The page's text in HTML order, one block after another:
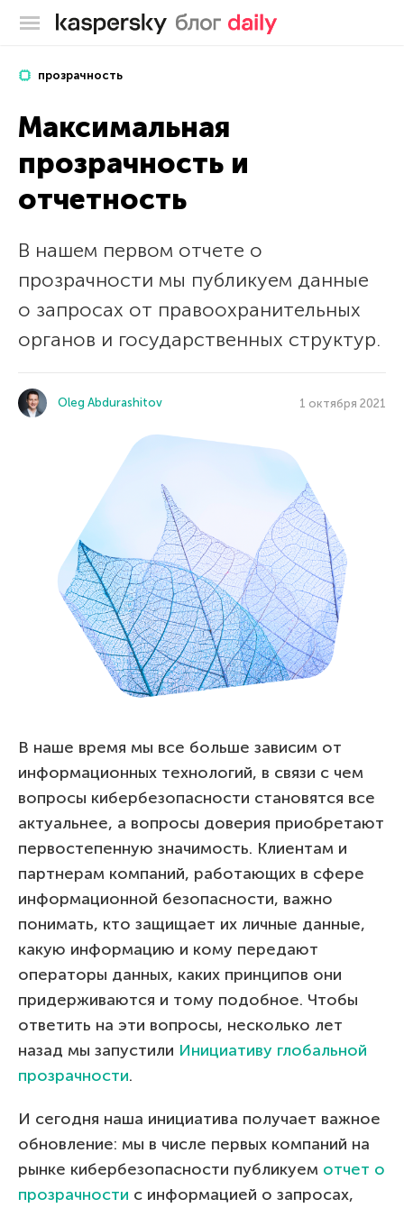
Блог Касперского
прозрачность
Максимальная
прозрачность и
отчетность
В нашем первом отчете о
прозрачности мы публикуем данные
о запросах от правоохранительных
органов и государственных структур.
Oleg Abdurashitov 1 октября 2021
В наше время мы все больше зависим от
информационных технологий, в связи с чем
вопросы кибербезопасности становятся все
актуальнее, а вопросы доверия приобретают
первостепенную значимость. Клиентам и
партнерам компаний, работающих в сфере
информационной безопасности, важно
понимать, кто защищает их личные данные,
какую информацию и кому передают
операторы данных, каких принципов они
придерживаются и тому подобное. Чтобы
ответить на эти вопросы, несколько лет
назад мы запустили Инициативу глобальной
прозрачности.
И сегодня наша инициатива получает важное
обновление: мы в числе первых компаний на
рынке кибербезопасности публикуем отчет о
прозрачности с информацией о запросах,